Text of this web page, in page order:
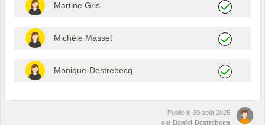
Martine Gris
Michèle Masset
Monique-Destrebecq
Publié le 30 août 2025
par Daniel-Destrebecq